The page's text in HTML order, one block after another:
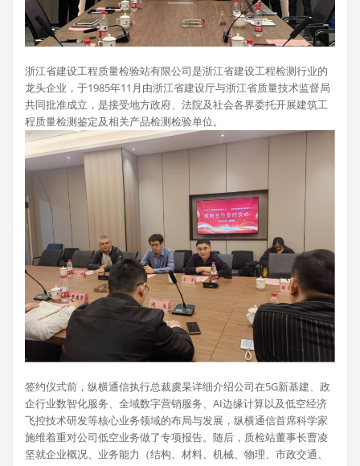
浙江省建设工程质量检验站有限公司是浙江省建设工程检测行业的
龙头企业，于1985年11月由浙江省建设厅与浙江省质量技术监督局
共同批准成立，是接受地方政府、法院及社会各界委托开展建筑工
程质量检测鉴定及相关产品检测检验单位。
签约仪式前，纵横通信执行总裁虞杲详细介绍公司在5G新基建、政
企行业数智化服务、全域数字营销服务、AI边缘计算以及低空经济
飞控技术研发等核心业务领域的布局与发展，纵横通信首席科学家
施维着重对公司低空业务做了专项报告。随后，质检站董事长曹凌
坚就企业概况、业务能力（结构、材料、机械、物理、市政交通、